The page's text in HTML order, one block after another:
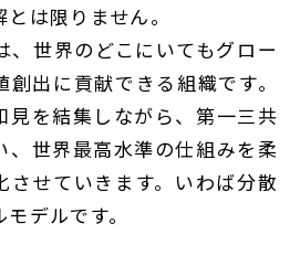
は限りません。
、世界のどこにいてもグロー
出に貢献できる組織です。
見を結集しながら、第一三共
、世界最高水準の仕組みを柔
させていきます。いわば分散
デルです。